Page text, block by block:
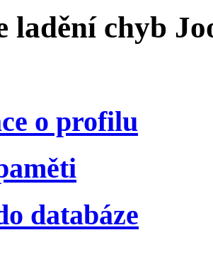
ladění chyb
o profilu
databáze